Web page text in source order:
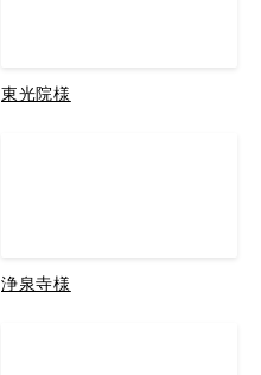
東光院様
浄泉寺様